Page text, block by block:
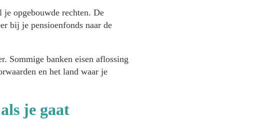
je opgebouwde rechten. De
bij je pensioenfonds naar de
Sommige banken eisen aflossing
en het land waar je
je gaat